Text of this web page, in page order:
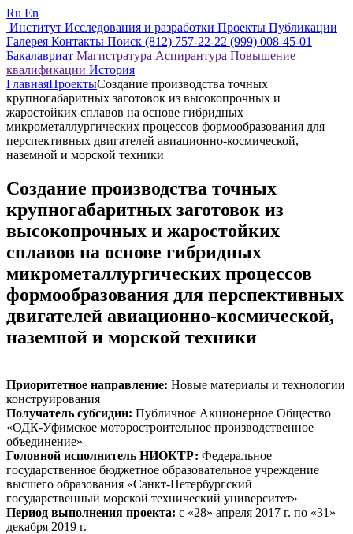
Ru En
Институт Исследования и разработки Проекты Публикации
Галерея Контакты Поиск (812) 757-22-22 (999) 008-45-01
Бакалавриат Магистратура Аспирантура Повышение
квалификации История
ГлавнаяПроектыСоздание производства точных
крупногабаритных заготовок из высокопрочных и
жаростойких сплавов на основе гибридных
микрометаллургических процессов формообразования для
перспективных двигателей авиационно-космической,
наземной и морской техники
Создание производства точных
крупногабаритных заготовок из
высокопрочных и жаростойких
сплавов на основе гибридных
микрометаллургических процессов
формообразования для перспективных
двигателей авиационно-космической,
наземной и морской техники
Приоритетное направление: Новые материалы и технологии
конструирования
Получатель субсидии: Публичное Акционерное Общество
«ОДК-Уфимское моторостроительное производственное
объединение»
Головной исполнитель НИОКТР: Федеральное
государственное бюджетное образовательное учреждение
высшего образования «Санкт-Петербургский
государственный морской технический университет»
Период выполнения проекта: с «28» апреля 2017 г. по «31»
декабря 2019 г.